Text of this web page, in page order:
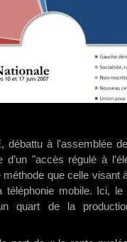
débattu à l'assemblée
"accès régulé à
que celle visant
mobile. Ici, le
quart de la